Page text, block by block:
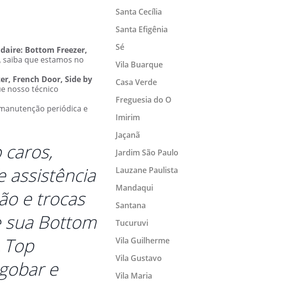
Bottom Freezer,
, saiba que estamos no
French Door, Side by
nosso técnico
periódica e
assistência
e trocas
sua Bottom
e
Santa Cecília
Santa Efigênia
Sé
Vila Buarque
Casa Verde
Freguesia do O
Imirim
Jaçanã
Jardim São Paulo
Lauzane Paulista
Mandaqui
Santana
Tucuruvi
Vila Guilherme
Vila Gustavo
Vila Maria